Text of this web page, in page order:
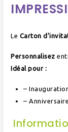
Le Carton
Personnalisez
Idéal pour :
–
–